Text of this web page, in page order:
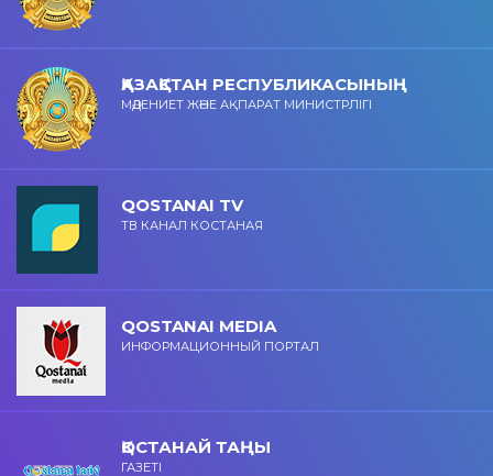
ҚАЗАҚСТАН РЕСПУБЛИКАСЫНЫҢ
МӘДЕНИЕТ ЖӘНЕ АҚПАРАТ МИНИСТРЛІГІ
QOSTANAI TV
ТВ КАНАЛ КОСТАНАЯ
QOSTANAI MEDIA
ИНФОРМАЦИОННЫЙ ПОРТАЛ
ҚОСТАНАЙ ТАҢЫ
ГАЗЕТІ